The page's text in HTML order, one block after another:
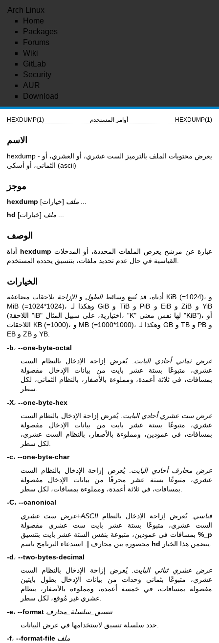
Arch Linux
Home
Packages
Forums
Wiki
GitLab
Security
AUR
Download
HEXDUMP(1) أوامر المستخدم HEXDUMP(1)
الاسم
hexdump - يعرض محتويات الملف بالترميز الست عشري، أو العشري، أو
الثماني، أو أسكي (ascii)
موجز
hexdump [خيارات] ملف
hd
[خيارات] ملف ...
الوصف
hexdump
الخيارات
أدناه، قد تُتبع وسائطالطول والإزاحة بلاحقات مضاعفة KiB (=1024)، و
MiB (=1024*1024)، وهكذا لـ GiB و TiB و PiB و EiB و ZiB و YiB
(اللاحقة "iB" اختيارية، على سبيل المثال، "K" لها نفس معنى "KiB")، أو
اللاحقات KB (=1000)، و MB (=1000*1000)، وهكذا لـ GB و TB و PB و
EB و ZB و YB.
-b، --one-byte-octal
عرض ثماني أحادي البايت . يُعرض إزاحة الإدخال بالنظام الست
عشري، متبوعًا بستة عشر بايت من بيانات الإدخال مفصولة
بمسافات، في ثلاثة أعمدة، ومملوءة بالأصفار، بالنظام الثماني، لكل
-X، --one-byte-hex
عرض ست عشري أحادي البايت . يُعرض إزاحة الإدخال بالنظام الست
عشري، متبوعًا بستة عشر بايت من بيانات الإدخال مفصولة
بمسافات، في عمودين، ومملوءة بالأصفار، بالنظام الست عشري،
-c، --one-byte-char
عرض محارف أحادي البايت . يُعرض إزاحة الإدخال بالنظام الست
عشري، متبوعًا بستة عشر محرفًا من بيانات الإدخال مفصولة
-C، --canonical
عرض ست عشري+ASCII قياسي . يُعرض إزاحة الإدخال بالنظام
الست عشري، متبوعًا بستة عشر بايت ست عشري مفصولة
%_p
محصورة بين محارف | hd
-d، --two-bytes-decimal
عرض عشري ثنائي البايت. يُعرض إزاحة الإدخال بالنظام الست
عشري، متبوعًا بثماني وحدات من بيانات الإدخال بطول بايتين
مفصولة بمسافات، في خمسة أعمدة، ومملوءة بالأصفار، بنظام
عشري غير مُوقع، لكل سطر.
-e، --format تنسيق_سلسلة_محارف
-f، --format-file ملف